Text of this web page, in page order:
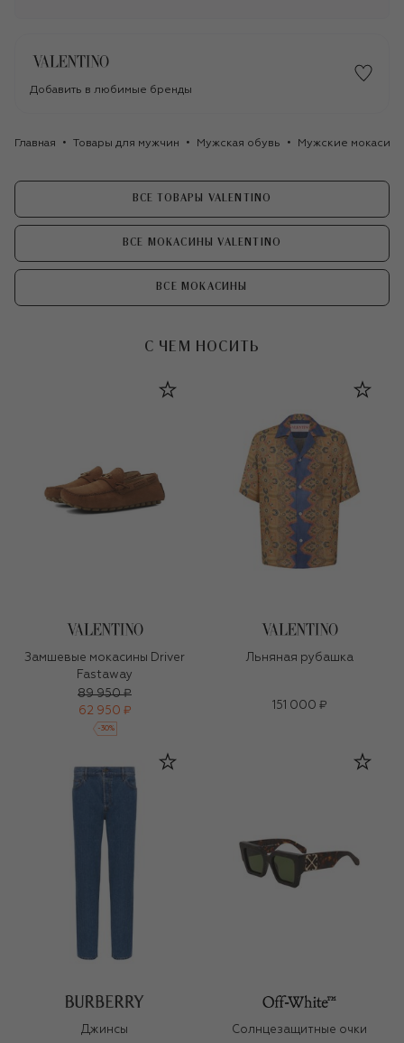
Добавить в любимые бренды
Главная Товары для мужчин Мужская обувь Мужские мокасины
ВСЕ ТОВАРЫ VALENTINO
ВСЕ МОКАСИНЫ VALENTINO
ВСЕ МОКАСИНЫ
С ЧЕМ НОСИТЬ
Замшевые мокасины Driver
Fastaway
89 950 ₽
62 950 ₽
-30%
Льняная рубашка
151 000 ₽
Джинсы Солнцезащитные очки